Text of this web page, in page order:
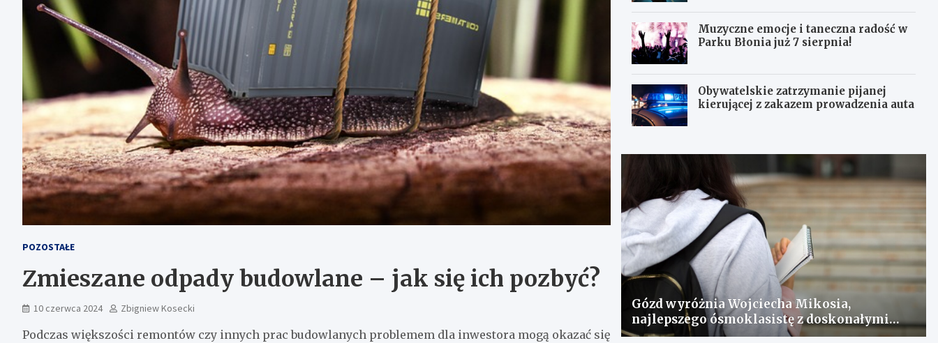
POZOSTAŁE
Zmieszane odpady budowlane – jak się ich pozbyć?
10 czerwca 2024 Zbigniew Kosecki
Podczas większości remontów czy innych prac budowlanych problemem dla inwestora mogą okazać się
Muzyczne emocje i taneczna radość w
Parku Błonia już 7 sierpnia!
Obywatelskie zatrzymanie pijanej
kierującej z zakazem prowadzenia auta
Gózd wyróżnia Wojciecha Mikosia,
najlepszego ósmoklasistę z doskonałymi
wynikami!